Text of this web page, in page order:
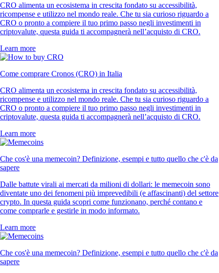
CRO alimenta un ecosistema in crescita fondato su accessibilità,
ricompense e utilizzo nel mondo reale. Che tu sia curioso riguardo a
CRO o pronto a compiere il tuo primo passo negli investimenti in
criptovalute, questa guida ti accompagnerà nell’acquisto di CRO.
Learn more
Come comprare Cronos (CRO) in Italia
CRO alimenta un ecosistema in crescita fondato su accessibilità,
ricompense e utilizzo nel mondo reale. Che tu sia curioso riguardo a
CRO o pronto a compiere il tuo primo passo negli investimenti in
criptovalute, questa guida ti accompagnerà nell’acquisto di CRO.
Learn more
Che cos'è una memecoin? Definizione, esempi e tutto quello che c'è da
sapere
Dalle battute virali ai mercati da milioni di dollari: le memecoin sono
diventate uno dei fenomeni più imprevedibili (e affascinanti) del settore
crypto. In questa guida scopri come funzionano, perché contano e
come comprarle e gestirle in modo informato.
Learn more
Che cos'è una memecoin? Definizione, esempi e tutto quello che c'è da
sapere